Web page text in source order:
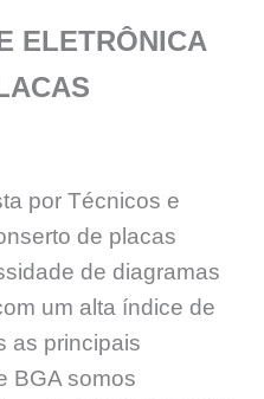
ELETRÔNICA
por Técnicos e
de placas
de diagramas
um alta índice de
as principais
BGA somos